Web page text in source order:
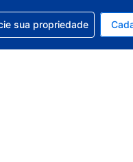
sua moeda é:
Atualmente, seu idioma
ajuda com sua reserva
sua propriedade